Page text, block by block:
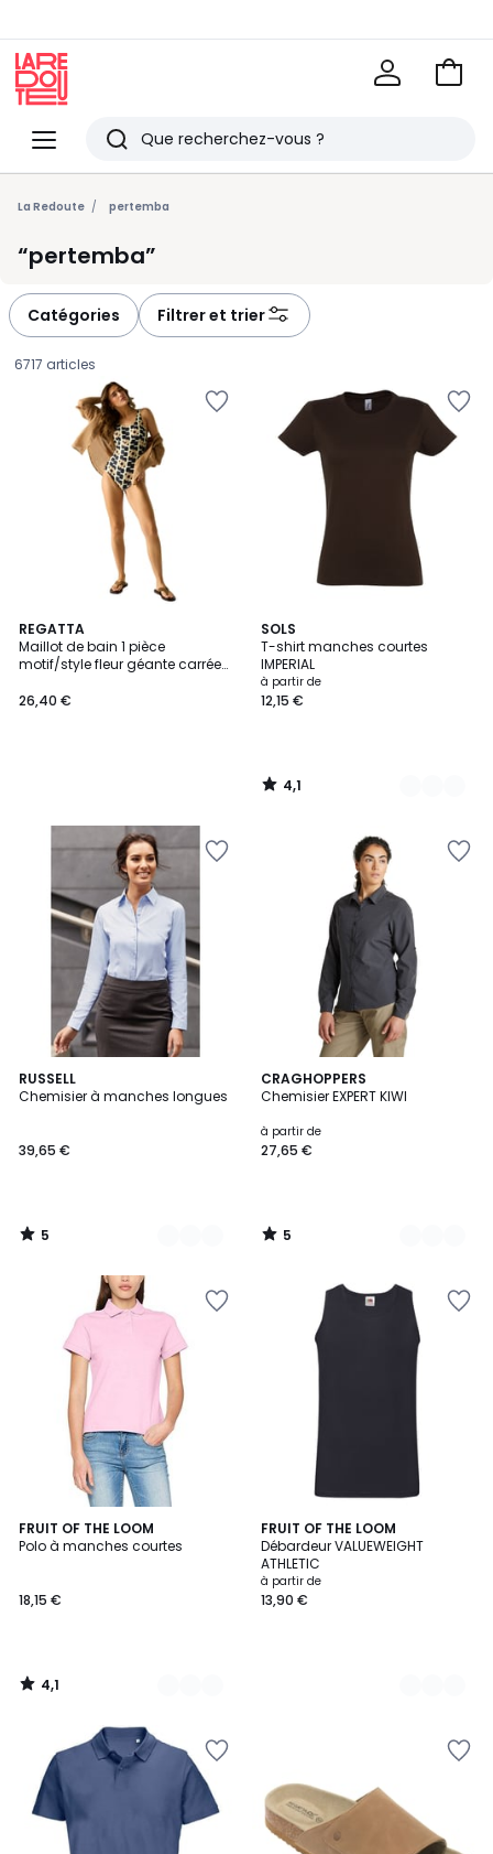
Menu
Redoute
Rechercher
Derniers
articles
vus
Voir
La Redoute pertemba
pertemba
Catégories Filtrer et trier
6717 articles
REGATTA
Maillot de bain 1 pièce
motif/style fleur géante carrée
€.
26,40 €
SOLS
T-shirt manches courtes
IMPERIAL
à partir de
12,15 €
4,1
/ 5
31
Couleurs
4,1
/
RUSSELL
Chemisier à manches longues
39,65 €
5
/
2
Couleurs
5
/
CRAGHOPPERS
Chemisier EXPERT KIWI
à partir de
27,65 €
5
/
3
Couleurs
5
/
FRUIT OF THE LOOM
Polo à manches courtes
18,15 €
4,1
/ 5
18
Couleurs
4,1
/
FRUIT OF THE LOOM
Débardeur VALUEWEIGHT
ATHLETIC
à partir de
13,90 €
4
Couleurs